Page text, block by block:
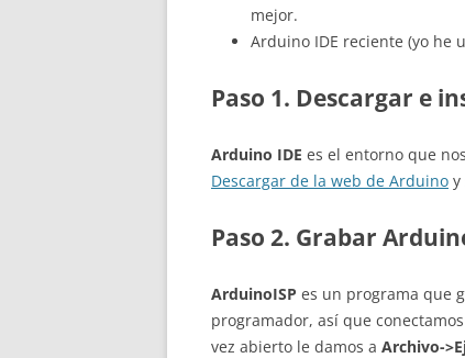
mejor.
Arduino IDE reciente (yo he
Paso 1. Descargar e
Arduino IDE es el entorno que
Descargar de la web de Arduino y
Paso 2. Grabar
ArduinoISP es un programa que
programador, así que
vez abierto le damos a Archivo-